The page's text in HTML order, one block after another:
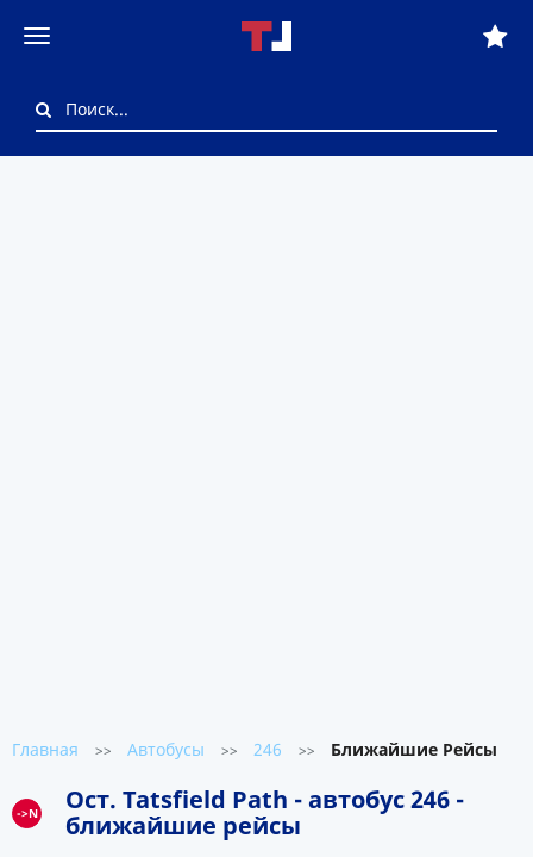
Главная >> Автобусы >> 246 >> Ближайшие Рейсы
->N
Ост. Tatsfield Path - автобус 246 -
ближайшие рейсы